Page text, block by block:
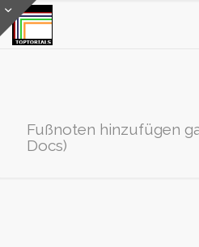
Fußnoten hinzufügen
Docs)